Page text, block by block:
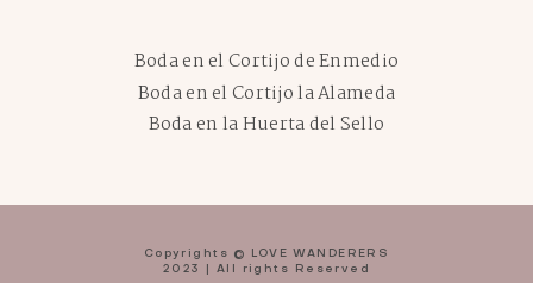
Boda en el Cortijo de Enmedio
Boda en el Cortijo la Alameda
Boda en la Huerta del Sello
Copyrights © LOVE WANDERERS
2023 | All rights Reserved